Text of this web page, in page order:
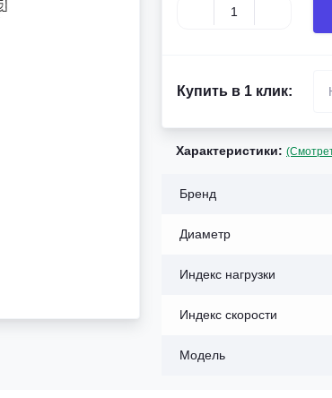
Купить в 1 клик:
Характеристики:
Бренд
Диаметр
Индекс нагрузки
Индекс скорости
Модель